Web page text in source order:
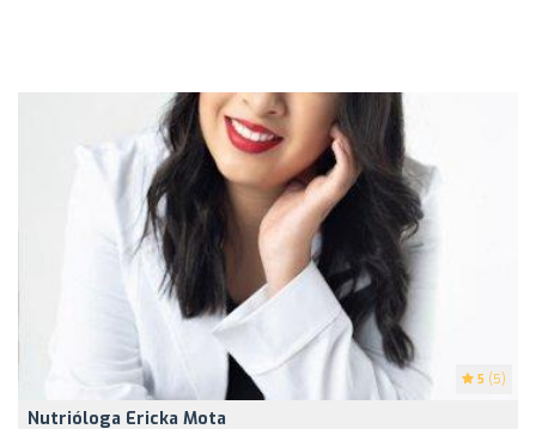
5 (5)
Nutrióloga Ericka Mota